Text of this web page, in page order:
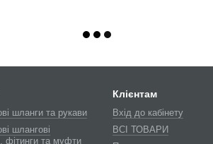
шланги та рукави
шлангові
фітинги та муфти
Клієнтам
Вхід до кабінету
ВСІ ТОВАРИ